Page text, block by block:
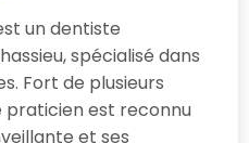
un dentiste
spécialisé dans
Fort de plusieurs
praticien est reconnu
et ses